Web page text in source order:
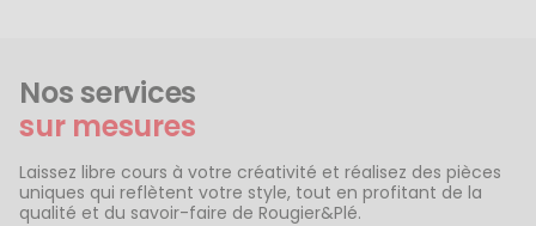
Nos services
sur mesures
Laissez libre cours à votre créativité et réalisez des pièces
uniques qui reflètent votre style, tout en profitant de la
qualité et du savoir-faire de Rougier&Plé.